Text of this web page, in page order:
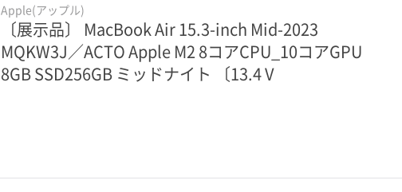
Apple(アップル)
〔展示品〕 MacBook Air 15.3-inch Mid-2023
MQKW3J／ACTO Apple M2 8コアCPU_10コアGPU
8GB SSD256GB ミッドナイト 〔13.4 V